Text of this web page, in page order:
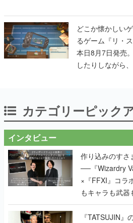
一撃をブチかま
どこか懐かしい
るゲーム『リ・
本日8月7日発売
したりしながら
カテゴリーピック
インタビュー
作り込みのすさ
──『Wizardry
×『FFXI』コラ
もキャラも武
で作り込まれた
く
『TATSUJIN